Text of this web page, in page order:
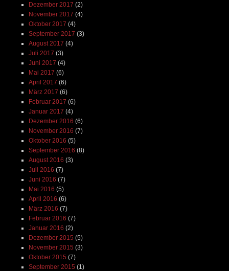
Dezember 2017 (2)
November 2017 (4)
Oktober 2017 (4)
September 2017 (3)
August 2017 (4)
Juli 2017 (3)
Juni 2017 (4)
Mai 2017 (6)
April 2017 (6)
März 2017 (6)
Februar 2017 (6)
Januar 2017 (4)
Dezember 2016 (6)
November 2016 (7)
Oktober 2016 (5)
September 2016 (8)
August 2016 (3)
Juli 2016 (7)
Juni 2016 (7)
Mai 2016 (5)
April 2016 (6)
März 2016 (7)
Februar 2016 (7)
Januar 2016 (2)
Dezember 2015 (5)
November 2015 (3)
Oktober 2015 (7)
September 2015 (1)